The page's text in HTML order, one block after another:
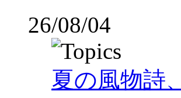
26/08/04
夏の風物